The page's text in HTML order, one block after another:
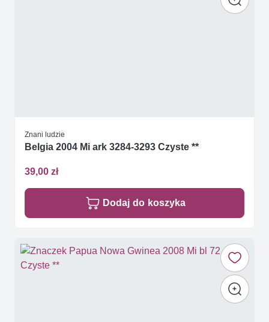
Znani ludzie
Belgia 2004 Mi ark 3284-3293 Czyste **
39,00 zł
Dodaj do koszyka